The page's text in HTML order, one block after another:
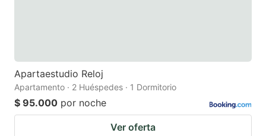
Apartaestudio Reloj
Apartamento · 2 Huéspedes · 1 Dormitorio
$ 95.000 por noche
Ver oferta